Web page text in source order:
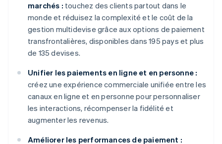
marchés : touchez des clients partout dans le
monde et réduisez la complexité et le coût de la
gestion multidevise grâce aux options de paiement
transfrontalières, disponibles dans 195 pays et plus
de 135 devises.
Unifier les paiements en ligne et en personne :
créez une expérience commerciale unifiée entre les
canaux en ligne et en personne pour personnaliser
les interactions, récompenser la fidélité et
augmenter les revenus.
Améliorer les performances de paiement :